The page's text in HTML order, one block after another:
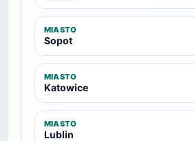
MIASTO
Sopot
MIASTO
Katowice
MIASTO
Lublin